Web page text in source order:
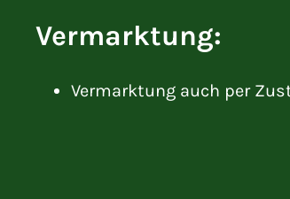
Vermarktung:
Vermarktung auch per